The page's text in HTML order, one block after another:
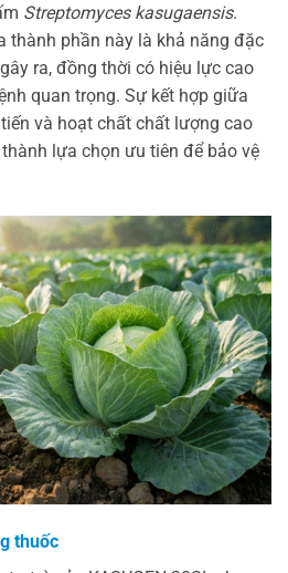
Streptomyces kasugaensis.
thành phần này là khả năng đặc
ra, đồng thời có hiệu lực cao
quan trọng. Sự kết hợp giữa
và hoạt chất chất lượng cao
lựa chọn ưu tiên để bảo vệ
thuốc